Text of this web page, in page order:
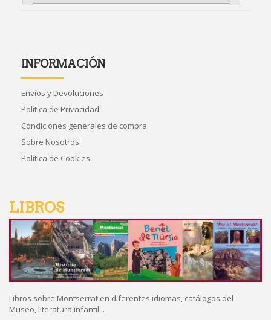
INFORMACIÓN
Envíos y Devoluciones
Política de Privacidad
Condiciones generales de compra
Sobre Nosotros
Política de Cookies
LIBROS
Libros sobre Montserrat en diferentes idiomas, catálogos del
Museo, literatura infantil...